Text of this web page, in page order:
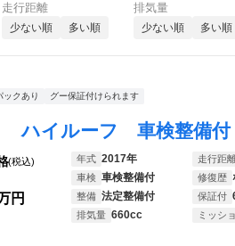
走行距離
少ない順 多い順
排気量
少ない順 多い順
ックあり グー保証付けられます
(税込)
円
年式 2017年 走行距
車検 車検整備付 修復歴
整備 法定整備付 保証付
排気量 660cc ミッシ